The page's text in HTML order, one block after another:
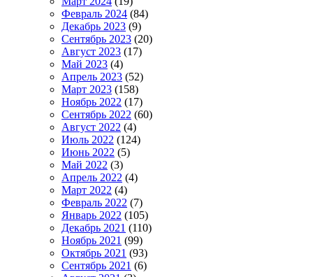
Февраль 2024 (84)
Декабрь 2023 (9)
Сентябрь 2023 (20)
Август 2023 (17)
Май 2023 (4)
Апрель 2023 (52)
Март 2023 (158)
Ноябрь 2022 (17)
Сентябрь 2022 (60)
Август 2022 (4)
Июль 2022 (124)
Июнь 2022 (5)
Май 2022 (3)
Апрель 2022 (4)
Март 2022 (4)
Февраль 2022 (7)
Январь 2022 (105)
Декабрь 2021 (110)
Ноябрь 2021 (99)
Октябрь 2021 (93)
Сентябрь 2021 (6)